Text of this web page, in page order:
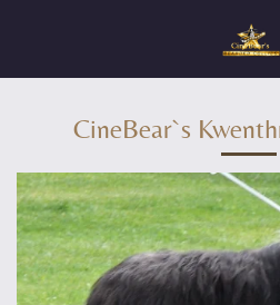
springen
CineBear`s